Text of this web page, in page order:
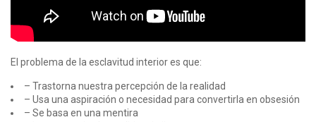
El problema de la esclavitud interior es que:
– Trastorna nuestra percepción de la realidad
– Usa una aspiración o necesidad para convertirla en obsesión
– Se basa en una mentira